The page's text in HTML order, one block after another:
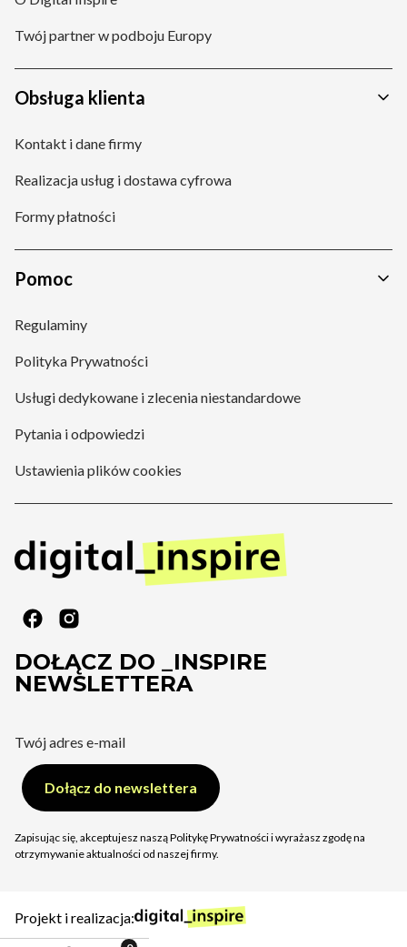
Twój partner w podboju Europy
Obsługa klienta
Kontakt i dane firmy
Realizacja usług i dostawa cyfrowa
Formy płatności
Pomoc
Regulaminy
Polityka Prywatności
Usługi dedykowane i zlecenia niestandardowe
Pytania i odpowiedzi
Ustawienia plików cookies
DOŁĄCZ DO _INSPIRE
NEWSLETTERA
Twój adres e-mail
Dołącz do newslettera
Zapisując się, akceptujesz naszą Politykę Prywatności i wyrażasz zgodę na
otrzymywanie aktualności od naszej firmy.
Projekt i realizacja: